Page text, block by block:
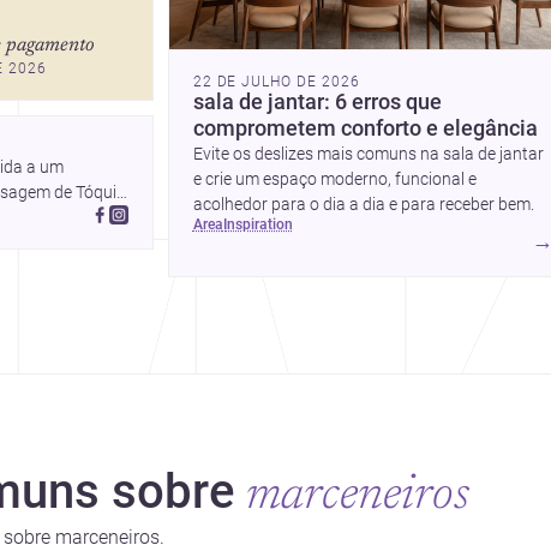
2026
a um
de Tóquio
terreno.
22 DE JULHO DE 2026
sala de jantar: 6 erros que
comprometem conforto e elegância
Evite os deslizes mais comuns na sala de jantar
e crie um espaço moderno, funcional e
acolhedor para o dia a dia e para receber bem.
area inspiration
→
sobre marceneiros
marceneiros.